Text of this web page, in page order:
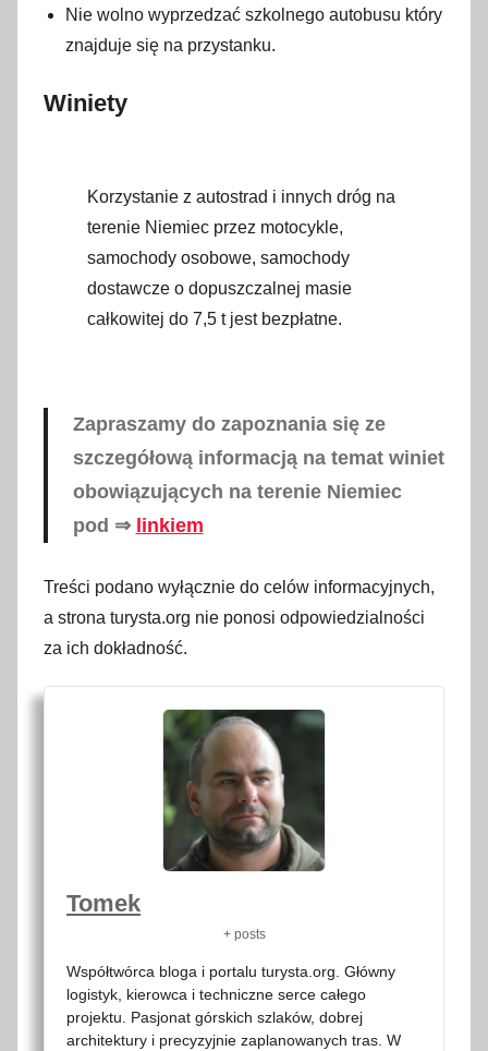
Nie wolno wyprzedzać szkolnego autobusu który
znajduje się na przystanku.
Winiety
Korzystanie z autostrad i innych dróg na
terenie Niemiec przez motocykle,
samochody osobowe, samochody
dostawcze o dopuszczalnej masie
całkowitej do 7,5 t jest bezpłatne.
Zapraszamy do zapoznania się ze
szczegółową informacją na temat winiet
obowiązujących na terenie Niemiec
pod ⇒ linkiem
Treści podano wyłącznie do celów informacyjnych,
a strona turysta.org nie ponosi odpowiedzialności
za ich dokładność.
Tomek
+ posts
Współtwórca bloga i portalu turysta.org. Główny
logistyk, kierowca i techniczne serce całego
projektu. Pasjonat górskich szlaków, dobrej
architektury i precyzyjnie zaplanowanych tras. W